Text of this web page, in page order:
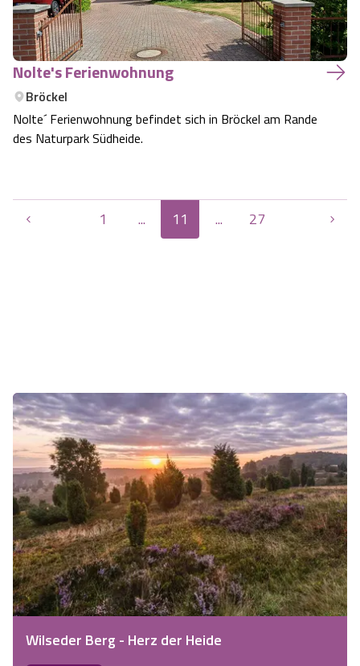
Nolte's Ferienwohnung
Bröckel
Nolte´ Ferienwohnung befindet sich in Bröckel am Rande
des Naturpark Südheide.
1 ... 11 ... 27
Wilseder Berg - Herz der Heide